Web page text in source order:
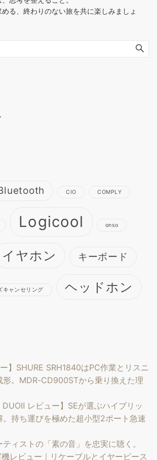
る、終わりのない旅を共に楽しみましょ
CIO COMPLY
Logicool onso
イヤホン キーボード
キャンセリング ヘッドホン
】SHURE SRH1840はPC作業とリスニ
形。MDR-CD900STから乗り換えた理
レビュー】SEが選ぶハイブリッ
。持ち運びを極めた超小型2ポート急速
ティストの「素の音」を忠実に聴く。
レビュー｜リケーブルとイヤーピース